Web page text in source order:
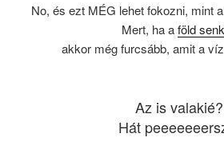
No, és ezt MÉG lehet fokozni, mint
Mert, ha aföld
akkor még furcsább, amit a
Az is valakié?
Hát